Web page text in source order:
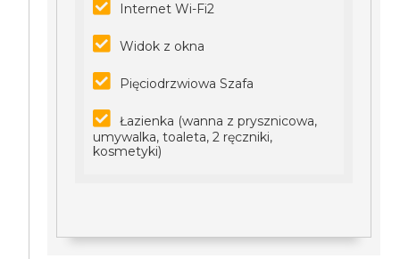
Internet Wi-Fi2
Widok z okna
Pięciodrzwiowa Szafa
Łazienka (wanna z prysznicowa,
umywalka, toaleta, 2 ręczniki,
kosmetyki)